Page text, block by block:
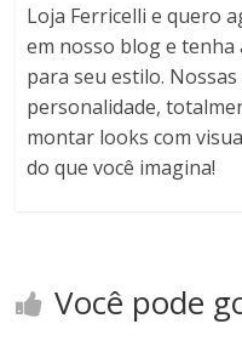
Loja Ferricelli e quero
em nosso blog e tenha
para seu estilo. Nossas
personalidade,
montar looks com
do que você imagina!
Você pode